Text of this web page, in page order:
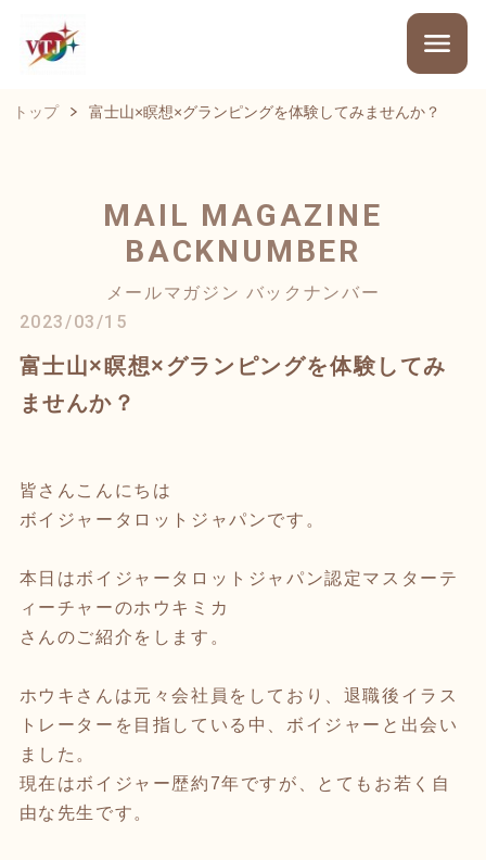
トップ 富士山×瞑想×グランピングを体験してみませんか？
MAIL MAGAZINE
BACKNUMBER
メールマガジン バックナンバー
2023/03/15
富士山×瞑想×グランピングを体験してみ
ませんか？
皆さんこんにちは
ボイジャータロットジャパンです。
本日はボイジャータロットジャパン認定マスターテ
ィーチャーのホウキミカ
さんのご紹介をします。
ホウキさんは元々会社員をしており、退職後イラス
トレーターを目指している中、ボイジャーと出会い
ました。
現在はボイジャー歴約7年ですが、とてもお若く自
由な先生です。